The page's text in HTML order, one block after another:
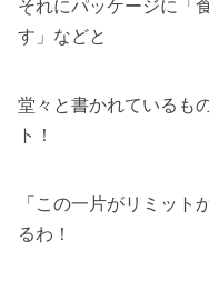
それにパッケージに「
す」などと
堂々と書かれているも
ト！
「この一片がリミット
るわ！